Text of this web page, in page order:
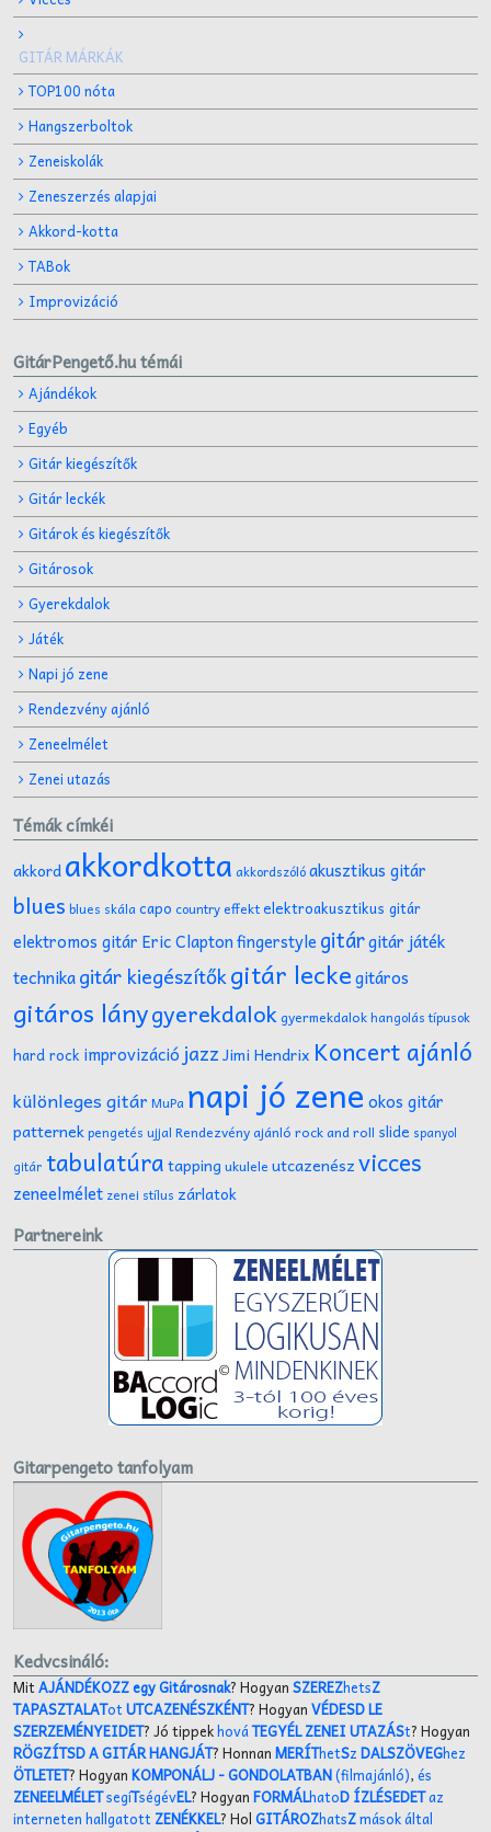
GITÁR MÁRKÁK
TOP100 nóta
Hangszerboltok
Zeneiskolák
Zeneszerzés alapjai
Akkord-kotta
TABok
Improvizáció
GitárPengető.hu témái
Ajándékok
Egyéb
Gitár kiegészítők
Gitár leckék
Gitárok és kiegészítők
Gitárosok
Gyerekdalok
Játék
Napi jó zene
Rendezvény ajánló
Zeneelmélet
Zenei utazás
Témák címkéi
akkordakkordkotta akkordszólóakusztikus gitár
blues blues skálacapo country effektelektroakusztikus gitár
elektromos gitár Eric Claptonfingerstyle gitárgitár játék
technikagitár kiegészítőkgitár leckegitáros
gitáros lánygyerekdalokgyermekdalokhangolás típusok
hard rock improvizáció jazzJimi Hendrix Koncert ajánló
különleges gitár MuPa napi jó zene okos gitár
patternekpengetés ujjal Rendezvény ajánló rock and roll slide spanyol
gitár tabulatúratapping ukulele utcazenészvicces
zeneelmélet zenei stílus zárlatok
Partnereink
Gitarpengeto tanfolyam
Kedvcsináló:
MitAJÁNDÉKOZZ egy Gitárosnak? HogyanSZEREZhetsZ
TAPASZTALATotUTCAZENÉSZKÉNT? HogyanVÉDESD LE
SZERZEMÉNYEIDET? Jó tippekhováTEGYÉL ZENEI UTAZÁSt? Hogyan
RÖGZÍTSD A GITÁR HANGJÁT? HonnanMERÍThetSzDALSZÖVEGhez
ÖTLETET? HogyanKOMPONÁLJ- GONDOLATBAN(filmajánló),és
ZENEELMÉLETsegíTségévEL? HogyanFORMÁLhatoD ÍZLÉSEDETaz
interneten hallgatott ZENÉKKEL? HolGITÁROZhatsZmások által